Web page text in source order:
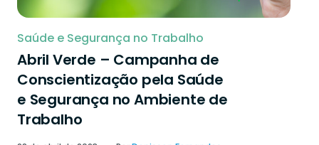
Saúde e Segurança no Trabalho
Abril Verde – Campanha de
Conscientização pela Saúde
e Segurança no Ambiente de
Trabalho